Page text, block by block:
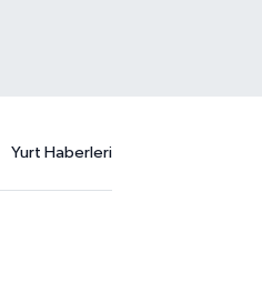
Yurt Haberleri